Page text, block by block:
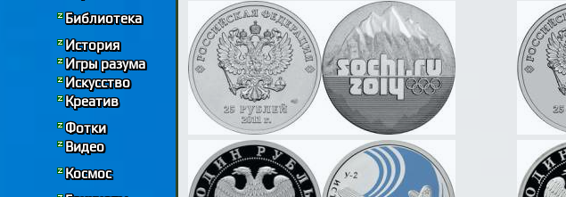
Библиотека
История
Игры разума
Искусство
Креатив
Фотки
Видео
Космос